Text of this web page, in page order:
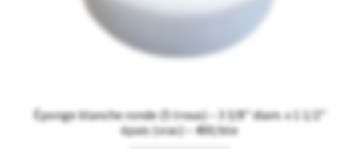
Éponge blanche ronde (5 trous) – 3 3/8’’ diam. x 1 1/2’’
épais (vrac) – 400/bte